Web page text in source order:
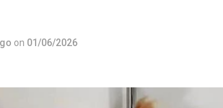
on 01/06/2026